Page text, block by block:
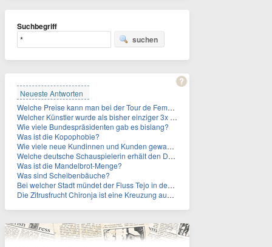
Suchbegriff
suchen
Neueste Antworten
Welche Preise kann man bei der Tour de Femmes 2026 gewinnen?
Welcher Künstler wurde als bisher einziger 3x in die Rock and Roll Hall of Fame aufgenommen?
Wie viele Bundespräsidenten gab es bislang?
Was ist die Kopophobie?
Wie viele neue Kundinnen und Kunden gewann MagentaTV allein durch die WM hinzu?
Welche deutsche Schauspielerin erhält den Deutschen Kulturpolitikpreis?
Was ist die Mandelbrot-Menge?
Was sind Scheibenbäuche?
Bei welcher Stadt mündet der Fluss Tejo in den Atlantik?
Die Zitrusfrucht Chironja ist eine Kreuzung aus welchen Früchten?